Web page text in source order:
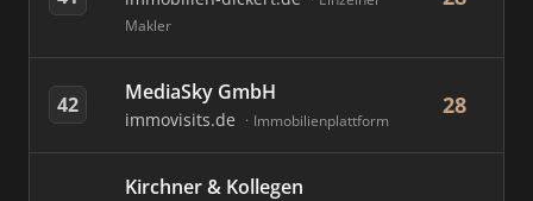
Makler
42 MediaSky GmbH
immovisits.de Immobilienplattform
28
Kirchner & Kollegen